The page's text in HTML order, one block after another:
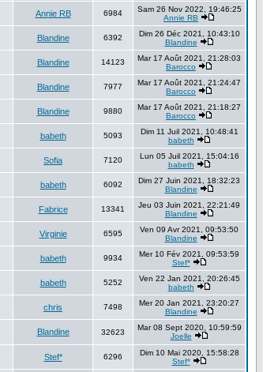
Annie RB 6984
Sam 26 Nov 2022, 19:46:25
Annie RB
Blandine 6392
Dim 26 Déc 2021, 10:43:10
Blandine
Blandine 14123
Mar 17 Août 2021, 21:28:03
Barocco
Blandine 7977
Mar 17 Août 2021, 21:24:47
Barocco
Blandine 9880
Mar 17 Août 2021, 21:18:27
Barocco
babeth 5093
Dim 11 Juil 2021, 10:48:41
babeth
Sofia 7120
Lun 05 Juil 2021, 15:04:16
babeth
babeth 6092
Dim 27 Juin 2021, 18:32:23
Blandine
Fabrice 13341
Jeu 03 Juin 2021, 22:21:49
Blandine
Virginie 6595
Ven 09 Avr 2021, 09:53:50
Blandine
babeth 9934
Mer 10 Fév 2021, 09:53:59
Stef*
babeth 5252
Ven 22 Jan 2021, 20:26:45
babeth
chris 7498
Mer 20 Jan 2021, 23:20:27
Blandine
Blandine 32623
Mar 08 Sept 2020, 10:59:59
Joelle
Stef* 6296
Dim 10 Mai 2020, 15:58:28
Stef*